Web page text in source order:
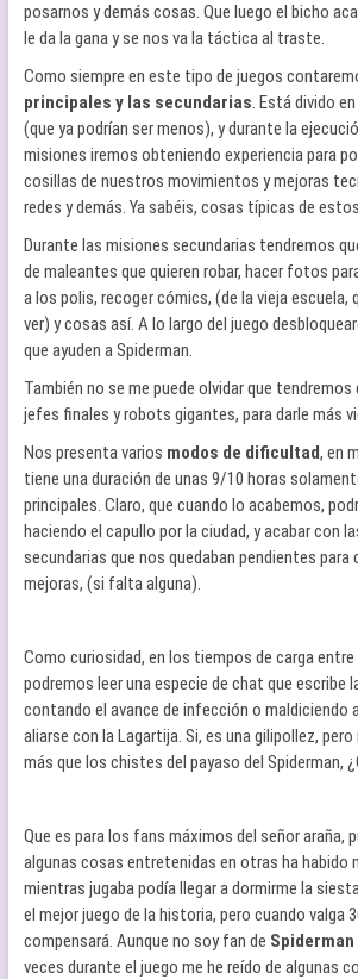
posarnos y demás cosas. Que luego el bicho
le da la gana y se nos va la táctica al traste.
Como siempre en este tipo de juegos
principales y las secundarias. Está divido
(que ya podrían ser menos), y durante la
misiones iremos obteniendo experiencia para
cosillas de nuestros movimientos y mejoras
redes y demás. Ya sabéis, cosas típicas de
Durante las misiones secundarias tendremos
de maleantes que quieren robar, hacer fotos
a los polis, recoger cómics, (de la vieja escuela,
ver) y cosas así. A lo largo del juego
que ayuden a Spiderman.
También no se me puede olvidar que
jefes finales y robots gigantes, para darle más
Nos presenta varios modos de dificultad, en
tiene una duración de unas 9/10 horas
principales. Claro, que cuando lo acabemos,
haciendo el capullo por la ciudad, y acabar con
secundarias que nos quedaban pendientes
mejoras, (si falta alguna).
Como curiosidad, en los tiempos de carga
podremos leer una especie de chat que escribe
contando el avance de infección o maldiciendo
aliarse con la Lagartija. Si, es una gilipollez, pero
más que los chistes del payaso del Spiderman,
Que es para los fans máximos del señor araña,
algunas cosas entretenidas en otras ha habido
mientras jugaba podía llegar a dormirme la
el mejor juego de la historia, pero cuando valga
compensará. Aunque no soy fan de Spiderman
veces durante el juego me he reído de algunas